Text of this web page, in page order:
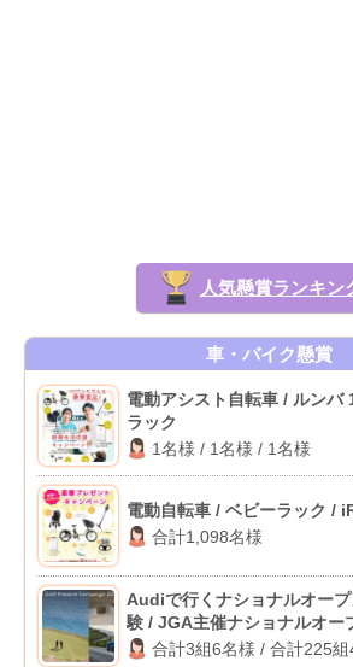
人気懸賞ランキン
車・バイク懸賞
電動アシスト自転車 / ルン
ラック
1名様 / 1名様 / 1名様
電動自転車 / ベビーラック /
合計1,098名様
Audiで行くナショナルオー
験 / JGA主催ナショナルオー
ト 合計3組6名様 / 合計225組